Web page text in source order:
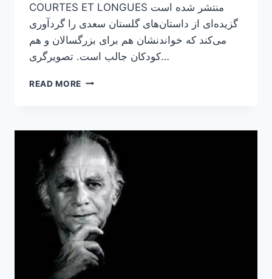
COURTES ET LONGUES منتشر شده است
گزیده‌ای از داستان‌های گلستان سعدی را گردآوری
می‌کند که خواندنشان هم برای بزرگسالان و هم
کودکان جالب است. تصویرگری…
READ MORE گزیده
به
زبان
فرانسه